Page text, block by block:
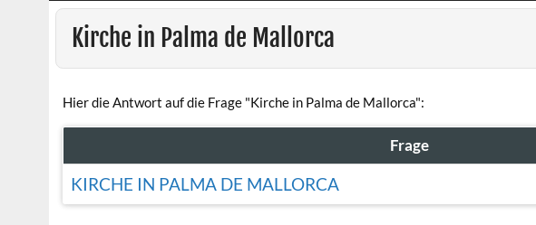
Kirche in Palma de Mallorca
Hier die Antwort auf die Frage "Kirche in Palma de Mallorca":
Frage
KIRCHE IN PALMA DE MALLORCA